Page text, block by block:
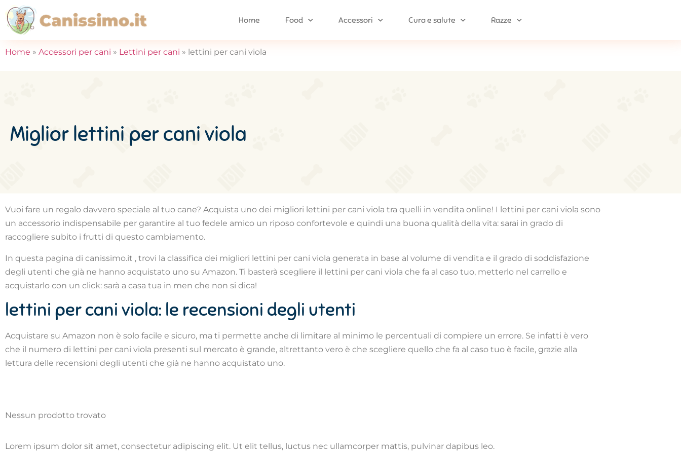
Home Food Accessori Cura e salute Razze
Home » Accessori per cani » Lettini per cani » lettini per cani viola
Miglior lettini per cani viola
Vuoi fare un regalo davvero speciale al tuo cane? Acquista uno dei migliori lettini per cani viola tra quelli in vendita online! I lettini per cani viola sono
un accessorio indispensabile per garantire al tuo fedele amico un riposo confortevole e quindi una buona qualità della vita: sarai in grado di
raccogliere subito i frutti di questo cambiamento.
In questa pagina di canissimo.it , trovi la classifica dei migliori lettini per cani viola generata in base al volume di vendita e il grado di soddisfazione
degli utenti che già ne hanno acquistato uno su Amazon. Ti basterà scegliere il lettini per cani viola che fa al caso tuo, metterlo nel carrello e
acquistarlo con un click: sarà a casa tua in men che non si dica!
lettini per cani viola: le recensioni degli utenti
Acquistare su Amazon non è solo facile e sicuro, ma ti permette anche di limitare al minimo le percentuali di compiere un errore. Se infatti è vero
che il numero di lettini per cani viola presenti sul mercato è grande, altrettanto vero è che scegliere quello che fa al caso tuo è facile, grazie alla
lettura delle recensioni degli utenti che già ne hanno acquistato uno.
Nessun prodotto trovato
Lorem ipsum dolor sit amet, consectetur adipiscing elit. Ut elit tellus, luctus nec ullamcorper mattis, pulvinar dapibus leo.